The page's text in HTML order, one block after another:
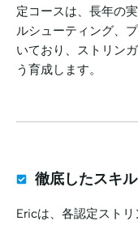
定コースは、長年の
ルシューティング、
いており、ストリン
う育成します。
徹底したスキ
Ericは、各認定スト